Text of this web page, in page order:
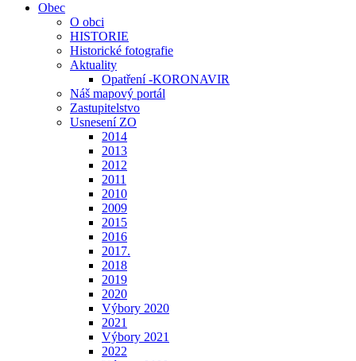
Obec
O obci
HISTORIE
Historické fotografie
Aktuality
Opatření -KORONAVIR
Náš mapový portál
Zastupitelstvo
Usnesení ZO
2014
2013
2012
2011
2010
2009
2015
2016
2017.
2018
2019
2020
Výbory 2020
2021
Výbory 2021
2022